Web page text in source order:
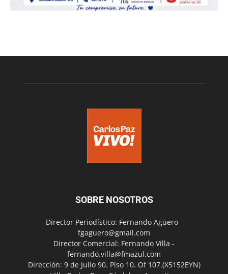
SOBRE NOSOTROS
Director Periodístico: Fernando Agüero -
fgaguero@gmail.com
Director Comercial: Fernando Villa -
fernando.villa@fmazul.com
Dirección: 9 de Julio 90. Piso 10. Of 107.(X5152EYN)